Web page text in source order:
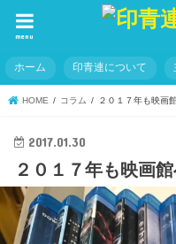
menu
ホーム 印青連について
HOME コラム ２０１７年も映画
2017.01.30
２０１７年も映画